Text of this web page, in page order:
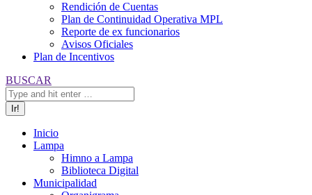
Rendición de Cuentas
Plan de Continuidad Operativa MPL
Reporte de ex funcionarios
Avisos Oficiales
Plan de Incentivos
Buscar:
BUSCAR
Inicio
Lampa
Himno a Lampa
Biblioteca Digital
Municipalidad